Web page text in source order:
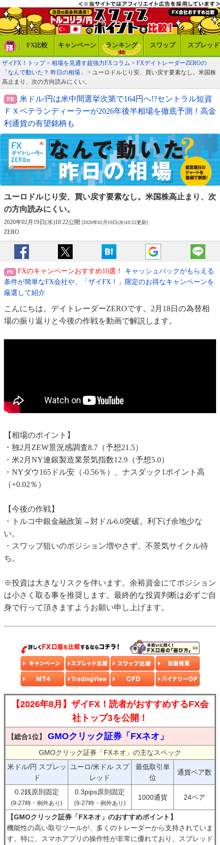
FX比較 キャンペーン ランキング スワップ スプレッド
ザイFX！トップ> 相場を見通す超強力FXコラム > FXデイトレーダーZEROの
「なんで動いた？ 昨日の相場」
> ユーロドルじり安、買い戻す要素なし。米国株
高止まり、次の方向読みにくい。
米ドル/円は米中間選挙次第で164円へ!?セントラル短資
ＦＸベテランディーラーが2026年後半相場を徹底予測！高金
利通貨の有望銘柄も
ユーロドルじり安、買い戻す要素なし。 米国株高止まり、次
の方向読みにくい。
2020年02月19日(水)10:22公開 [2020年02月19日(水)10:22更新]
ZERO
FXのキャンペーンおすすめ10選！
キャッシュバックがもらえる
条件が簡単なFX会社や、「ザイFX！」限定のお得なキャンペーンを
厳選して紹介
こんにちは。デイトレーダーZEROです。2月18日の為替相
場の振り返りと今後の作戦を動画で解説します。
【相場のポイント】
・独2月ZEW景況感調査8.7（予想21.5）
・米2月NY連銀製造業景気指数12.9（予想5.0）
・NYダウ165ドル安（-0.56％）、ナスダック1ポイント高
（+0.02％）
【今後の作戦】
・トルコ中銀金融政策→対ドル6.0突破。利下げ余地少な
い。
・スワップ狙いのポジション増やさず、不景気サイクル待
ち。
※投資は大きなリスクを伴います。余裕資金にてポジション
は小さく取る事を推奨します。最終的な投資判断は必ずご自
身で行って頂きますようお願い申し上げます。
【2026年8月】ザイFX！読者がおすすめするFX会
社トップ3を公開！
【総合1位】 GMOクリック証券「FXネオ」
GMOクリック証券「FXネオ」の主なスペック
米ドル/円 スプレッ
ド
ユーロ/米ドル スプ
レッド
最低取引単
位
通貨ペア数
0.2銭原則固定
(9-27時・例外あり)
0.3pips原則固定
(9-27時・例外あり)
1000通貨 24ペア
【GMOクリック証券「FXネオ」のおすすめポイント】
機能性の高い取引ツールが、多くのトレーダーから支持されていま
す。特に、スマホアプリの操作性が非常に優れており、スプレッド